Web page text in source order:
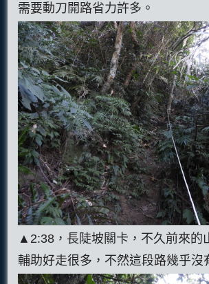
需要動刀開路省力許多。
▲2:38，長陡坡關卡，不久前來的
輔助好走很多，不然這段路幾乎沒